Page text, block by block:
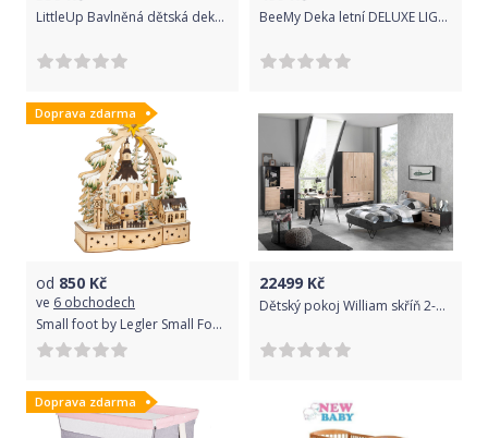
LittleUp Bavlněná dětská deka 100x80 cm Pink Clouds BeeMy Deka letní DELUXE LIGHT GREY 110x130 cm
Doprava zdarma
od 850 Kč
ve 6 obchodech
Small foot by Legler Small Foot Vánoční dekorační lampa koledníci
22499 Kč
Dětský pokoj William skříň 2-dvéřová
Doprava zdarma